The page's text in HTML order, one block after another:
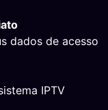
dados de acesso
IPTV